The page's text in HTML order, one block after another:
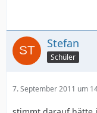
Stefan
Schüler
7. September 2011 um